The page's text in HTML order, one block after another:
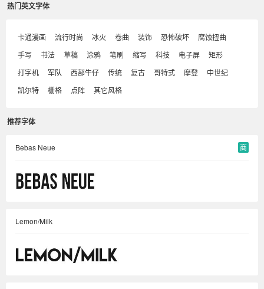
热门英文字体
卡通漫画 流行时尚 冰火 卷曲 装饰 恐怖破坏
腐蚀扭曲
手写
书法 草稿 涂鸦 笔刷 缩写 科技 电子屏
矩形
打字机
军队 西部牛仔 传统 复古 哥特式 摩登
中世纪
凯尔特
栅格 点阵 其它风格
推荐字体
Bebas Neue 商
Lemon/Milk